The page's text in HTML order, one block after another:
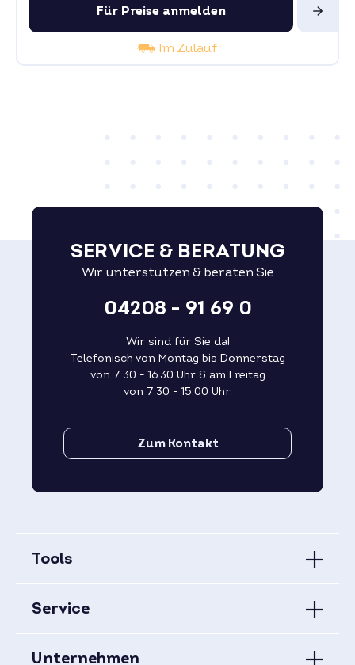
Für Preise anmelden
Im Zulauf
SERVICE & BERATUNG
Wir unterstützen & beraten Sie
04208 - 91 69 0
Wir sind für Sie da!
Telefonisch von Montag bis Donnerstag
von 7:30 - 16:30 Uhr & am Freitag
von 7:30 - 15:00 Uhr.
Zum Kontakt
Tools
Service
Unternehmen